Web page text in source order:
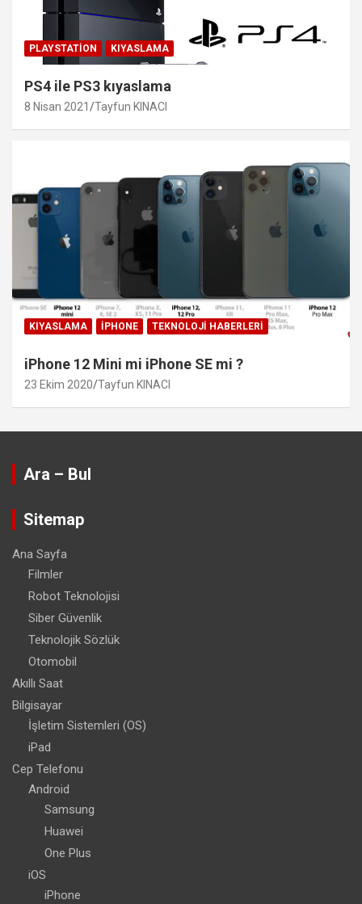
PLAYSTATION KIYASLAMA
PS4 ile PS3 kıyaslama
8 Nisan 2021 Tayfun KINACI
KIYASLAMA IPHONE TEKNOLOJI HABERLERI
iPhone 12 Mini mi iPhone SE mi ?
23 Ekim 2020 Tayfun KINACI
Ara – Bul
Sitemap
Ana Sayfa
Filmler
Robot Teknolojisi
Siber Güvenlik
Teknolojik Sözlük
Otomobil
Akıllı Saat
Bilgisayar
İşletim Sistemleri (OS)
iPad
Cep Telefonu
Android
Samsung
Huawei
One Plus
iOS
iPhone